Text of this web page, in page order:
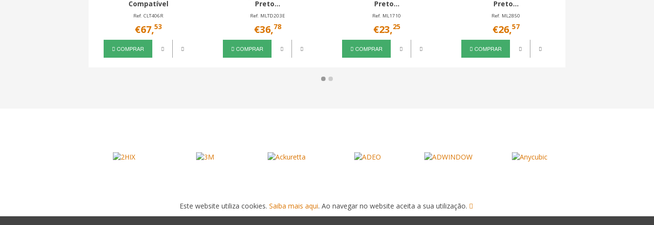
Compatível
Ref. CLT406R
€67,53
COMPRAR
Preto...
Ref. MLTD203E
€36,78
COMPRAR
Preto...
Ref. ML1710
€23,25
COMPRAR
Preto...
Ref. ML2850
€26,57
COMPRAR
Este website utiliza cookies. Saiba mais aqui. Ao navegar no website aceita a sua utilização.